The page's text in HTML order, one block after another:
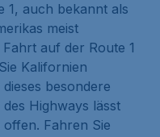
1, auch bekannt als
meist
auf der Route 1
Kalifornien
besondere
Highways lässt
Fahren Sie